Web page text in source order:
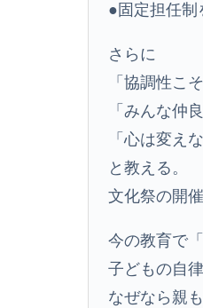
●固定担任制
さらに
「協調性こ
「みんな仲
「心は変え
と教える。
文化祭の開
今の教育で
子どもの自
なぜなら親